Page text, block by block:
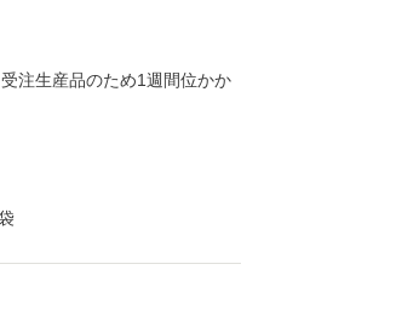
注生産品のため1週間位かか